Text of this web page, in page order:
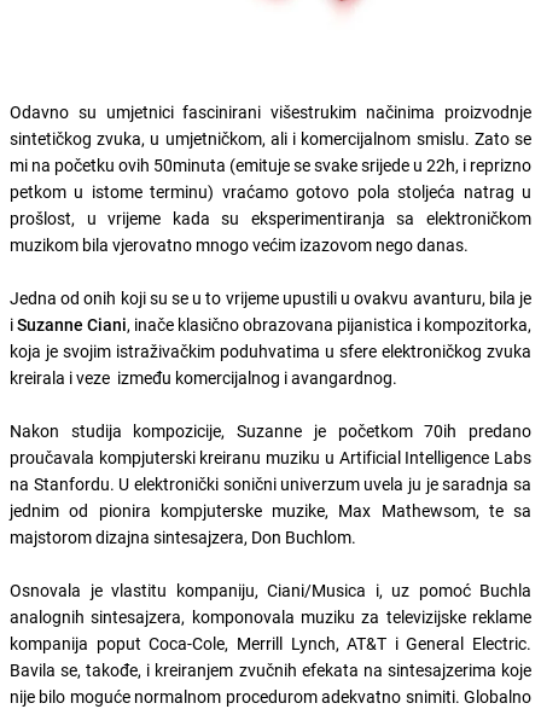
Odavno su umjetnici fascinirani višestrukim načinima proizvodnje
sintetičkog zvuka, u umjetničkom, ali i komercijalnom smislu. Zato se
mi na početku ovih 50minuta (emituje se svake srijede u 22h, i reprizno
petkom u istome terminu) vraćamo gotovo pola stoljeća natrag u
prošlost, u vrijeme kada su eksperimentiranja sa elektroničkom
muzikom bila vjerovatno mnogo većim izazovom nego danas.
Jedna od onih koji su se u to vrijeme upustili u ovakvu avanturu, bila je
iSuzanne Ciani, inače klasično obrazovana pijanistica i kompozitorka,
koja je svojim istraživačkim poduhvatima u sfere elektroničkog zvuka
kreirala i veze između komercijalnog i avangardnog.
Nakon studija kompozicije, Suzanne je početkom 70ih predano
proučavala kompjuterski kreiranu muziku u Artificial Intelligence Labs
na Stanfordu. U elektronički sonični univerzum uvela ju je saradnja sa
jednim od pionira kompjuterske muzike, Max Mathewsom, te sa
majstorom dizajna sintesajzera, Don Buchlom.
Osnovala je vlastitu kompaniju, Ciani/Musica i, uz pomoć Buchla
analognih sintesajzera, komponovala muziku za televizijske reklame
kompanija poput Coca-Cole, Merrill Lynch, AT&T i General Electric.
Bavila se, takođe, i kreiranjem zvučnih efekata na sintesajzerima koje
nije bilo moguće normalnom procedurom adekvatno snimiti. Globalno